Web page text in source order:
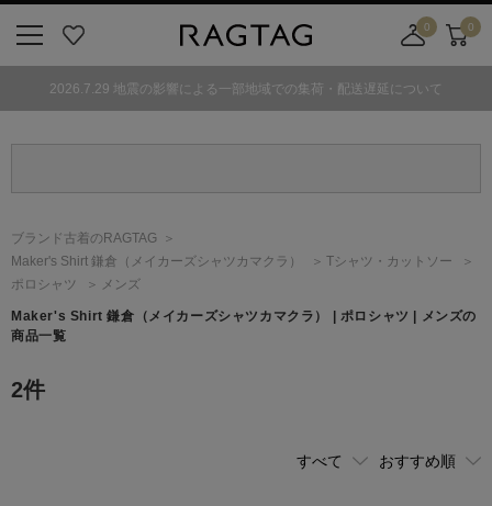
気
0
舗
カ
0
2026.7.29 地震の影響による一部地域での集荷・配送遅延について
ブランド古着のRAGTAG
Maker's Shirt 鎌倉 （メイカーズシャツカマクラ）
Tシャツ・カットソー
ポロシャツ
メンズ
Maker's Shirt 鎌倉 （メイカーズシャツカマクラ）
| ポロシャツ | メンズの
商品一覧
2件